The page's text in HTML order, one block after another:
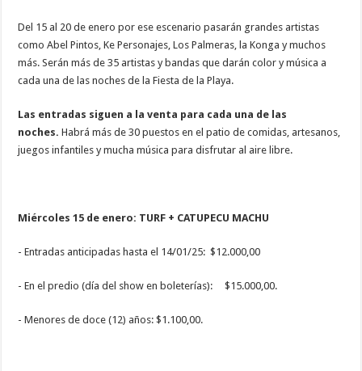
Del 15 al 20 de enero por ese escenario pasarán grandes artistas
como Abel Pintos, Ke Personajes, Los Palmeras, la Konga y muchos
más. Serán más de 35 artistas y bandas que darán color y música a
cada una de las noches de la Fiesta de la Playa.
Las entradas siguen a la venta para cada una de las
noches. Habrá más de 30 puestos en el patio de comidas, artesanos,
juegos infantiles y mucha música para disfrutar al aire libre.
Miércoles 15 de enero: TURF + CATUPECU MACHU
- Entradas anticipadas hasta el 14/01/25: $12.000,00
- En el predio (día del show en boleterías): $15.000,00.
- Menores de doce (12) años: $1.100,00.